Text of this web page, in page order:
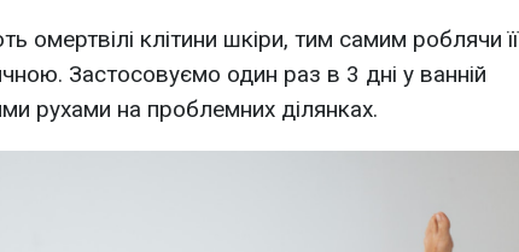
омертвілі клітини шкіри, тим самим роблячи її
Застосовуємо один раз в 3 дні у ванній
рухами на проблемних ділянках.